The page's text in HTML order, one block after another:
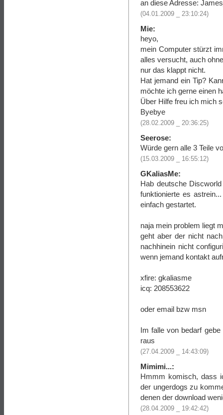
an diese Adresse:
(04.01.2009 _ 23:10:24)
Mie:
heyo,
mein Computer stürzt
alles versucht, auch
nur das klappt nicht.
Hat jemand ein Tip?
möchte ich gerne einen
Über Hilfe freu ich mich
Byebye
(28.02.2009 _ 20:36:25)
Seerose:
Würde gern alle 3 Teile
(15.03.2009 _ 16:55:12)
GKaliasMe:
Hab deutsche
funktionierte es
einfach gestartet.
naja mein problem liegt
geht aber der nicht
nachhinein nicht
wenn jemand kontakt
xfire: gkaliasme
icq: 208553622
oder email bzw msn
Im falle von bedarf
raus
(27.04.2009 _ 14:43:09)
Mimimi...:
Hmmm komisch, dass
der ungerdogs zu
denen der download
(28.04.2009 _ 19:42:42)